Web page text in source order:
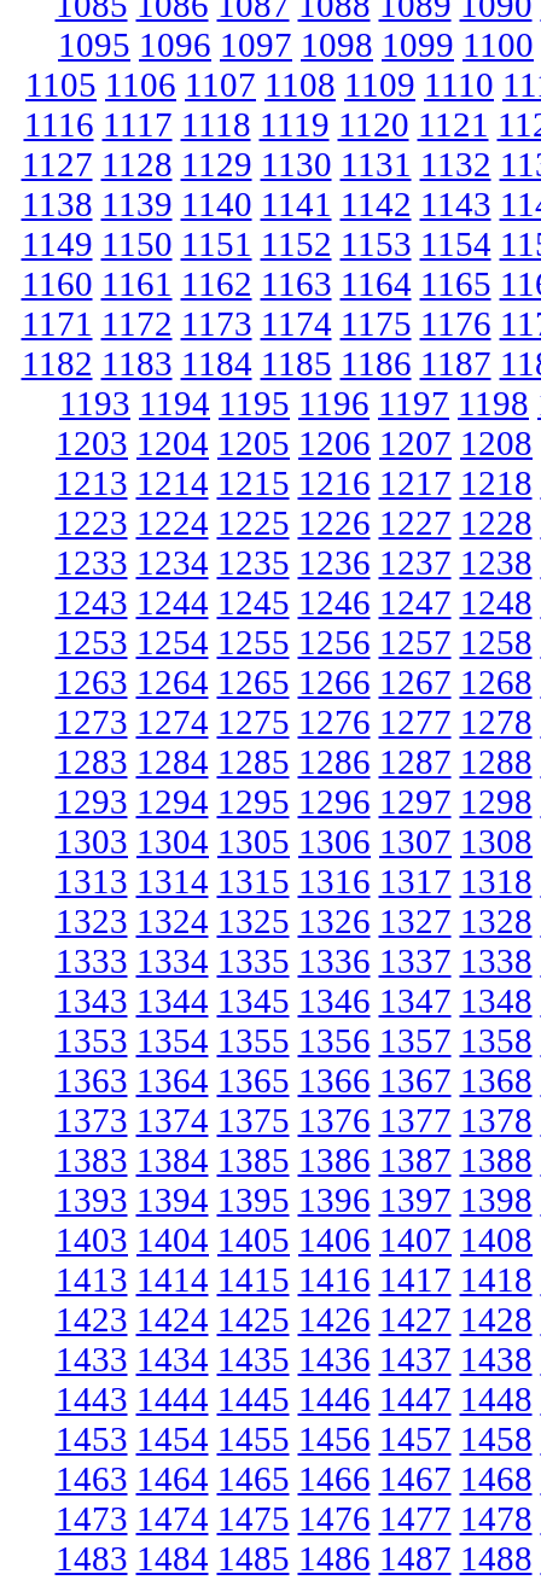
1095 1096 1097 1098 1099 1100
1105 1106 1107 1108 1109 1110
1116 1117 1118 1119 1120 1121
1127 1128 1129 1130 1131 1132
1138 1139 1140 1141 1142 1143
1149 1150 1151 1152 1153 1154
1160 1161 1162 1163 1164 1165
1171 1172 1173 1174 1175 1176
1182 1183 1184 1185 1186 1187
1193 1194 1195 1196 1197 1198
1203 1204 1205 1206 1207 1208
1213 1214 1215 1216 1217 1218
1223 1224 1225 1226 1227 1228
1233 1234 1235 1236 1237 1238
1243 1244 1245 1246 1247 1248
1253 1254 1255 1256 1257 1258
1263 1264 1265 1266 1267 1268
1273 1274 1275 1276 1277 1278
1283 1284 1285 1286 1287 1288
1293 1294 1295 1296 1297 1298
1303 1304 1305 1306 1307 1308
1313 1314 1315 1316 1317 1318
1323 1324 1325 1326 1327 1328
1333 1334 1335 1336 1337 1338
1343 1344 1345 1346 1347 1348
1353 1354 1355 1356 1357 1358
1363 1364 1365 1366 1367 1368
1373 1374 1375 1376 1377 1378
1383 1384 1385 1386 1387 1388
1393 1394 1395 1396 1397 1398
1403 1404 1405 1406 1407 1408
1413 1414 1415 1416 1417 1418
1423 1424 1425 1426 1427 1428
1433 1434 1435 1436 1437 1438
1443 1444 1445 1446 1447 1448
1453 1454 1455 1456 1457 1458
1463 1464 1465 1466 1467 1468
1473 1474 1475 1476 1477 1478
1483 1484 1485 1486 1487 1488